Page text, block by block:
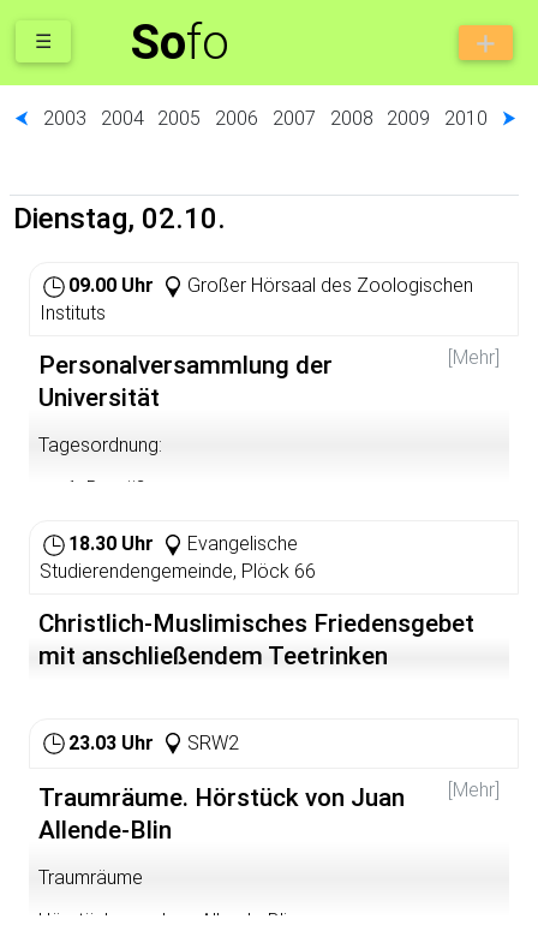
Sofo
☰
⮜ 2003 2004 2005 2006 2007 2008 2009 2010 ⮞
Dienstag, 02.10.
09.00 Uhr
Großer Hörsaal des Zoologischen
Instituts
[Mehr]
Personalversammlung der
Universität
Tagesordnung:
Begrüßung
Rechenschaftsbericht des Personalrats
Verschiedenes
18.30 Uhr
Evangelische
Studierendengemeinde, Plöck 66
Christlich-Muslimisches Friedensgebet
mit anschließendem Teetrinken
23.03 Uhr SRW2
[Mehr]
Traumräume. Hörstück von Juan
Allende-Blin
Traumräume
Hörstück von Juan Allende-Blin